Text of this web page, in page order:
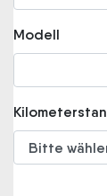
Modell